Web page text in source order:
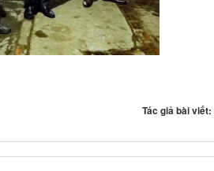
Tác giả bài viết: